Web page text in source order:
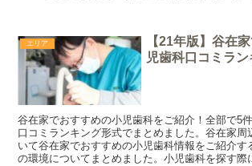
エリア
【21年版】谷在
児歯科口コミラ
谷在家でおすすめの小児歯科をご紹介！全部で5
口コミランキング形式でまとめました。谷在家周
いて谷在家でおすすめの小児歯科情報をご紹介す
の環境についてまとめました。小児歯科を探す際